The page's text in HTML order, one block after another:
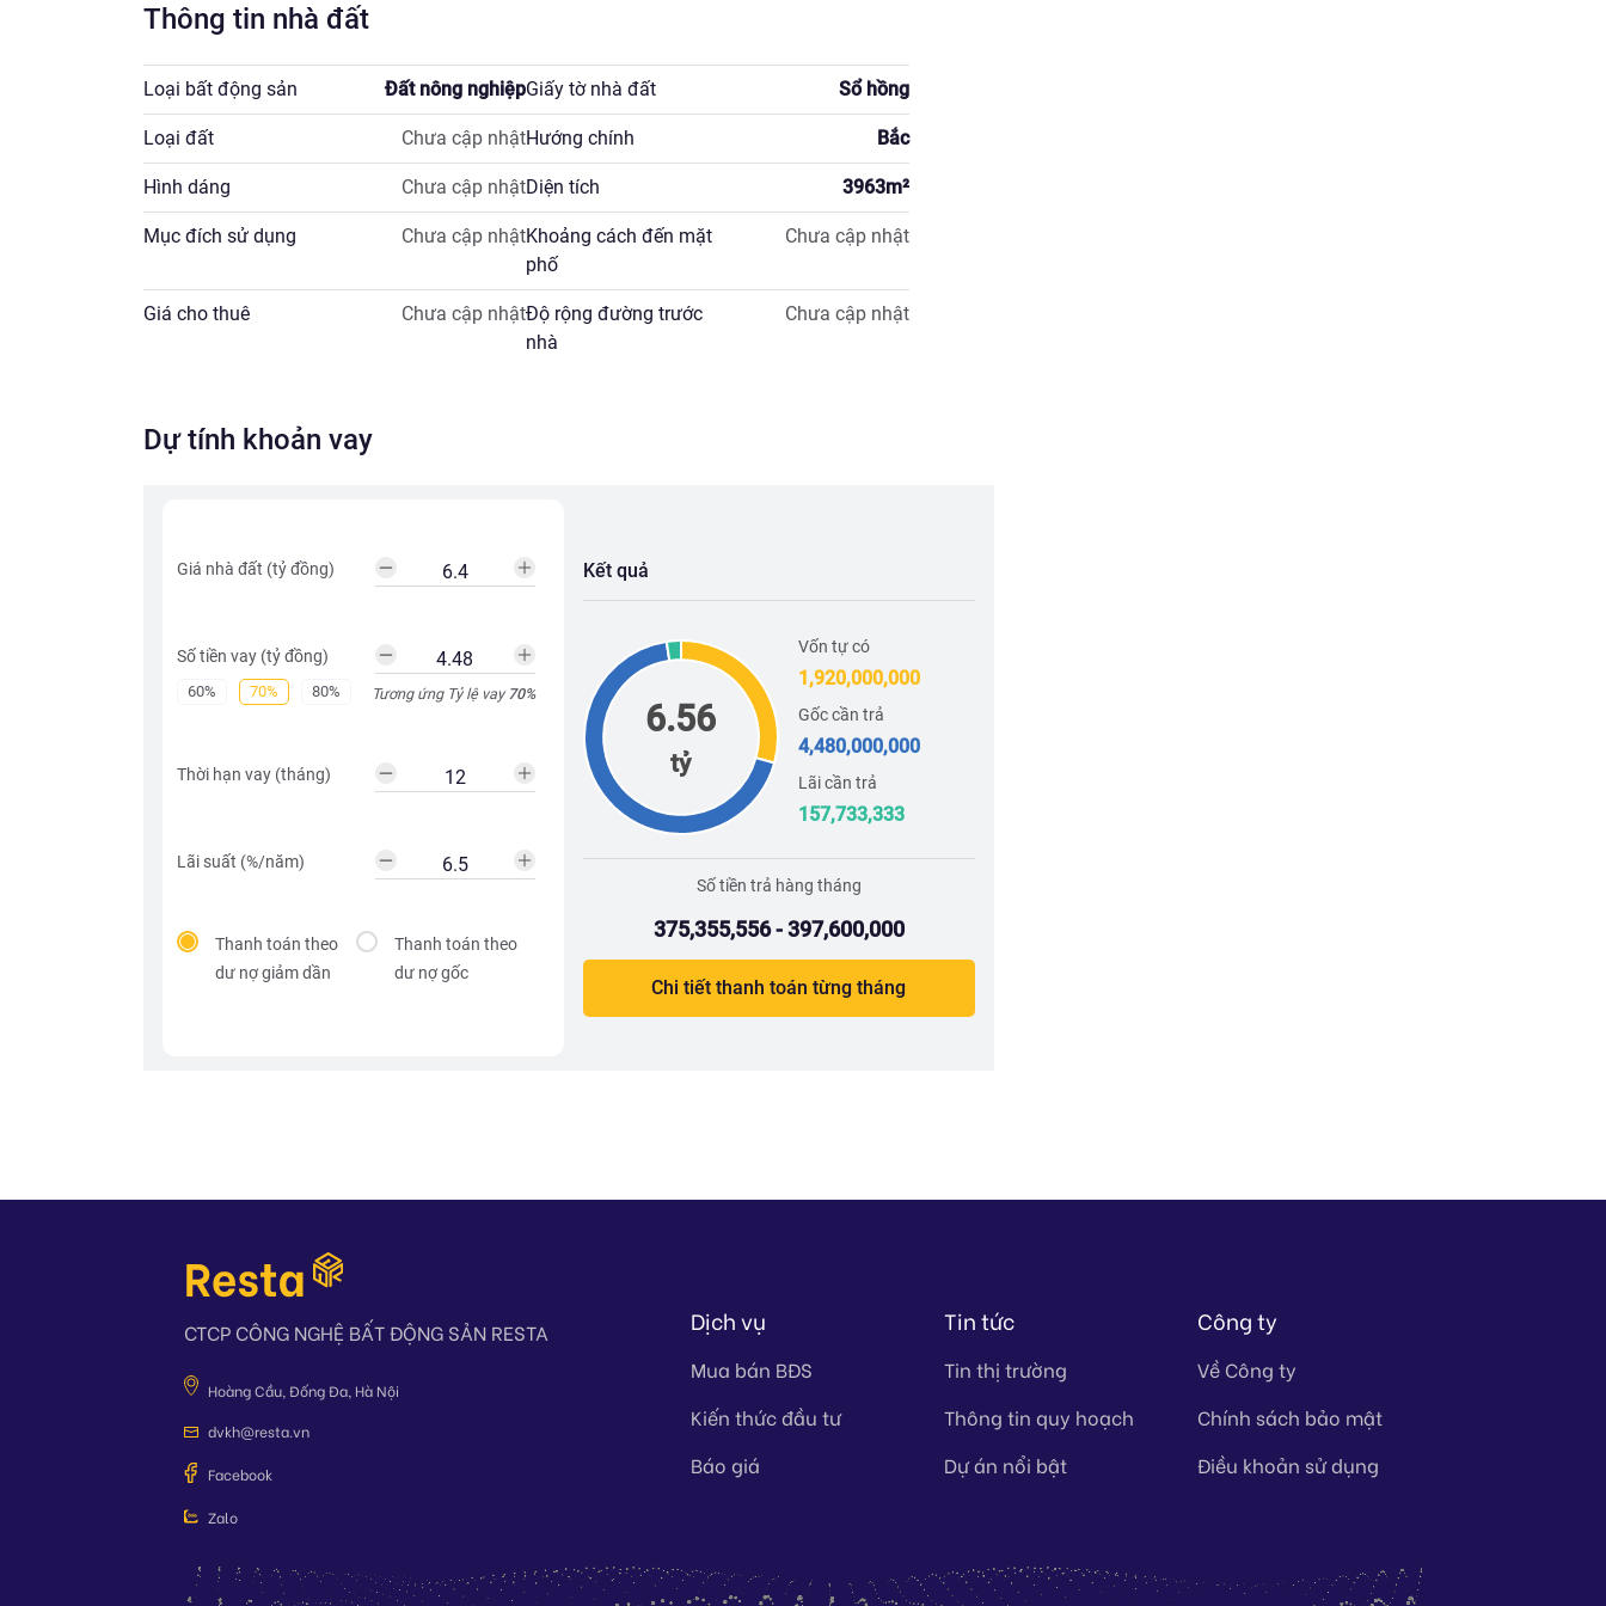
Thông tin nhà đất
Loại bất động sản Đất nông nghiệpGiấy tờ nhà đất Sổ hồng
Loại đất Chưa cập nhậtHướng chính Bắc
Hình dáng Chưa cập nhậtDiện tích 3963m²
Mục đích sử dụng Chưa cập nhậtKhoảng cách đến mặt
phố
Chưa cập nhật
Giá cho thuê Chưa cập nhậtĐộ rộng đường trước
nhà
Chưa cập nhật
Dự tính khoản vay
Giá nhà đất (tỷ đồng)
Số tiền vay (tỷ đồng)
60% 70% 80% Tương ứng Tỷ lệ vay70%
Thời hạn vay (tháng)
Lãi suất (%/năm)
Thanh toán theo
dư nợ giảm dần
Thanh toán theo
dư nợ gốc
Kết quả
6.56
tỷ
Vốn tự có
1,920,000,000
Gốc cần trả
4,480,000,000
Lãi cần trả
157,733,333
Số tiền trả hàng tháng
375,355,556 - 397,600,000
Chi tiết thanh toán từng tháng
CTCP CÔNG NGHỆ BẤT ĐỘNG SẢN RESTA
Hoàng Cầu, Đống Đa, Hà Nội
dvkh@resta.vn
Facebook
Zalo
Dịch vụ
Mua bán BĐS
Kiến thức đầu tư
Báo giá
Tin tức
Tin thị trường
Thông tin quy hoạch
Dự án nổi bật
Công ty
Về Công ty
Chính sách bảo mật
Điều khoản sử dụng